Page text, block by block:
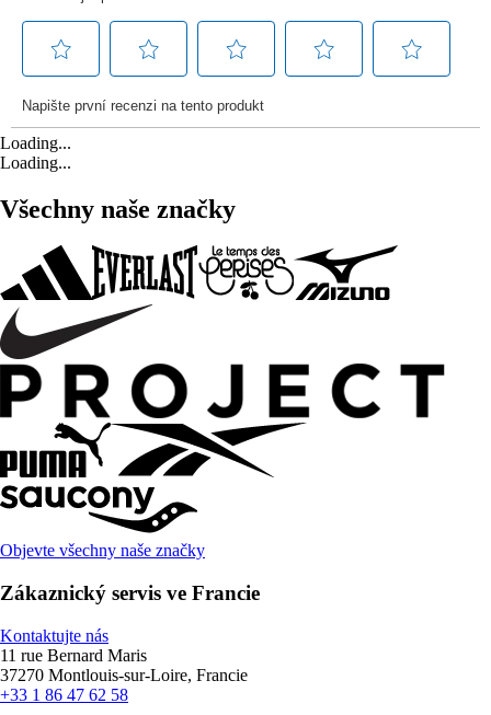
Loading...
Loading...
Všechny naše značky
Objevte všechny naše značky
Zákaznický servis ve Francie
Kontaktujte nás
11 rue Bernard Maris
37270 Montlouis-sur-Loire, Francie
+33 1 86 47 62 58